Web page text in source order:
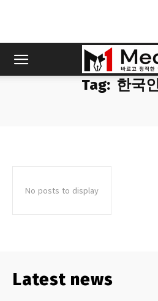
Tag: 한국
No posts to display
Latest news